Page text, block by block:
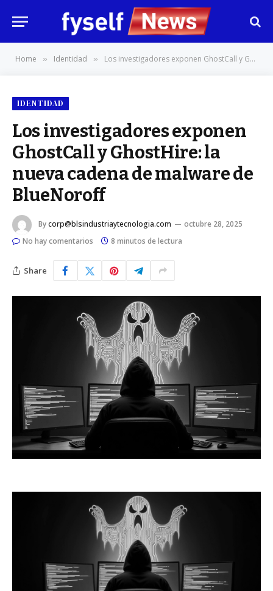
Home » Identidad » Los investigadores exponen GhostCall y GhostHire: la nueva cadena de malware de BlueNoroff
IDENTIDAD
Los investigadores exponen
GhostCall y GhostHire: la
nueva cadena de malware de
BlueNoroff
Bycorp@blsindustriaytecnologia.com
octubre 28, 2025
No hay comentarios
8 minutos de lectura
Share